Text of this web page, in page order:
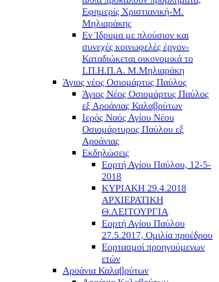
Εφημερίς Χριστιανική-Μ.
Μηλιαράκης
Εν Ίδρυμα με πλούσιον και
συνεχές κοινωφελές έργον-
Καταδιώκεται οικονομικά το
Ι.Π.Η.Π.Α. Μ.Μηλιαράκη
Άγιος νέος Οσιομάρτυς Παύλος
Άγιος Νέος Οσιομάρτυς Παύλος
εξ Αροάνιας Καλαβρύτων
Ιερός Ναός Αγίου Νέου
Οσιομάρτυρος Παύλου εξ
Αροάνιας
Εκδηλώσεις
Εορτή Αγίου Παύλου, 12-5-
2018
ΚΥΡΙΑΚΗ 29.4.2018
ΑΡΧΙΕΡΑΤΙΚΗ
Θ.ΛΕΙΤΟΥΡΓΙΑ
Εορτή Αγίου Παύλου
27.5.2017, Ομιλία προέδρου
Εορτασμοί προηγούμενων
ετών
Αροάνια Καλαβρύτων